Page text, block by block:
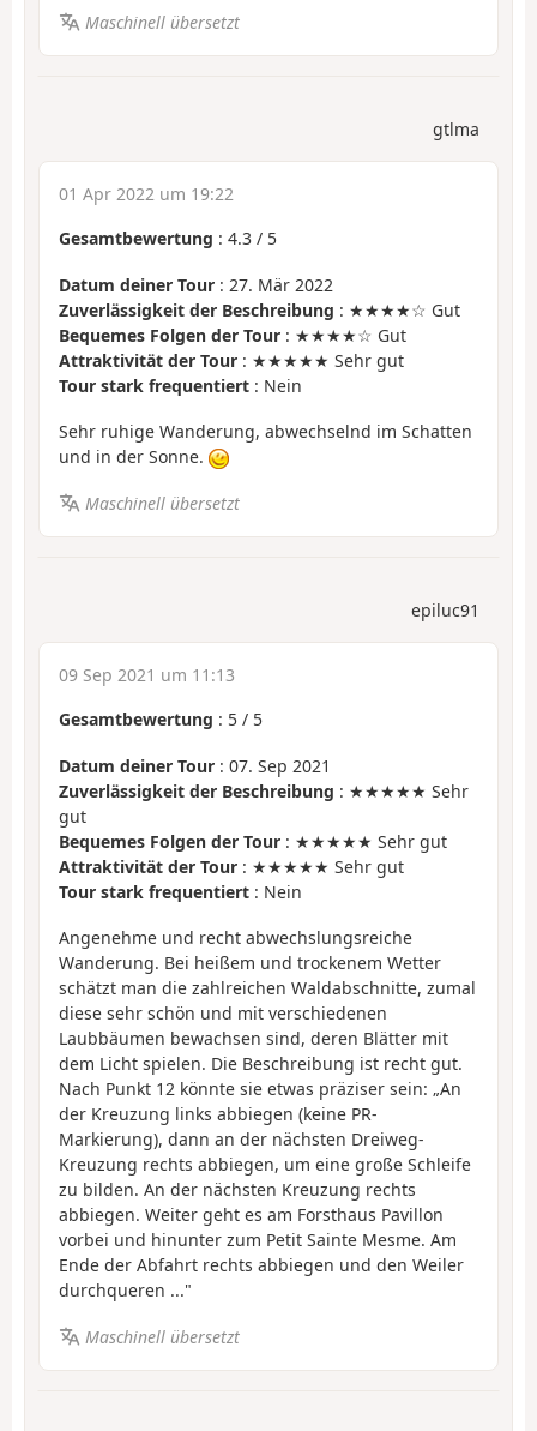
Maschinell übersetzt
gtlma
01 Apr 2022 um 19:22
Gesamtbewertung : 4.3 / 5
Datum deiner Tour : 27. Mär 2022
Zuverlässigkeit der Beschreibung : ★★★★☆ Gut
Bequemes Folgen der Tour : ★★★★☆ Gut
Attraktivität der Tour : ★★★★★ Sehr gut
Tour stark frequentiert : Nein
Sehr ruhige Wanderung, abwechselnd im Schatten
und in der Sonne.
Maschinell übersetzt
epiluc91
09 Sep 2021 um 11:13
Gesamtbewertung : 5 / 5
Datum deiner Tour : 07. Sep 2021
Zuverlässigkeit der Beschreibung : ★★★★★ Sehr
gut
Bequemes Folgen der Tour : ★★★★★ Sehr gut
Attraktivität der Tour : ★★★★★ Sehr gut
Tour stark frequentiert : Nein
Angenehme und recht abwechslungsreiche
Wanderung. Bei heißem und trockenem Wetter
schätzt man die zahlreichen Waldabschnitte, zumal
diese sehr schön und mit verschiedenen
Laubbäumen bewachsen sind, deren Blätter mit
dem Licht spielen. Die Beschreibung ist recht gut.
Nach Punkt 12 könnte sie etwas präziser sein: „An
der Kreuzung links abbiegen (keine PR-
Markierung), dann an der nächsten Dreiweg-
Kreuzung rechts abbiegen, um eine große Schleife
zu bilden. An der nächsten Kreuzung rechts
abbiegen. Weiter geht es am Forsthaus Pavillon
vorbei und hinunter zum Petit Sainte Mesme. Am
Ende der Abfahrt rechts abbiegen und den Weiler
durchqueren ..."
Maschinell übersetzt